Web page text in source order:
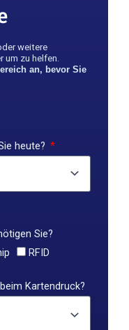
weitere
um zu helfen.
an, bevor Sie
heute?
Sie?
RFID
Kartendruck?